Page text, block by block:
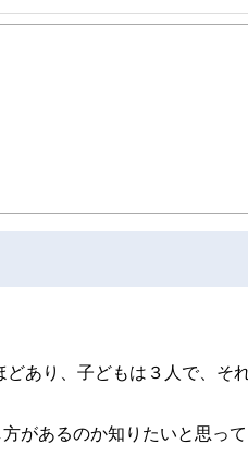
をモットーに家計相談は通算2,000世帯
ーション力」を活かし、企業研修・セ
あり、子どもは３人で、そ
があるのか知りたいと思って